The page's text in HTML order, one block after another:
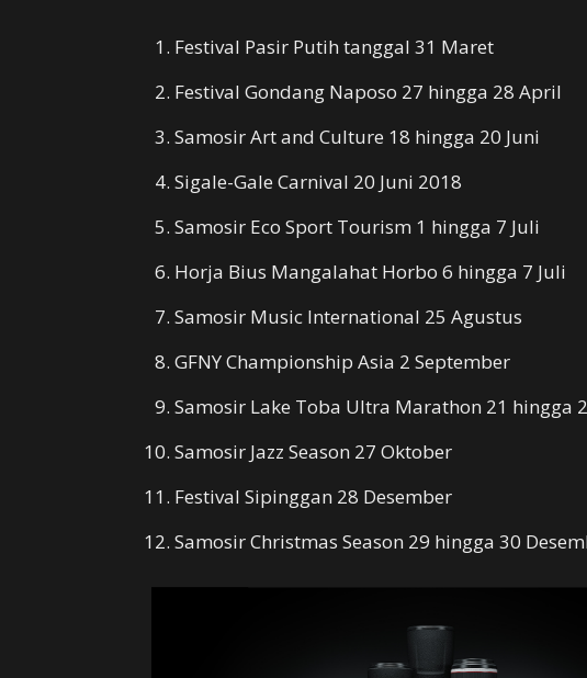
Festival Pasir Putih tanggal 31 Maret
Festival Gondang Naposo 27 hingga 28 April
Samosir Art and Culture 18 hingga 20 Juni
Sigale-Gale Carnival 20 Juni 2018
Samosir Eco Sport Tourism 1 hingga 7 Juli
Horja Bius Mangalahat Horbo 6 hingga 7 Juli
Samosir Music International 25 Agustus
GFNY Championship Asia 2 September
Samosir Lake Toba Ultra Marathon 21 hingga
Samosir Jazz Season 27 Oktober
Festival Sipinggan 28 Desember
Samosir Christmas Season 29 hingga 30